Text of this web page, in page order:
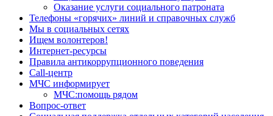
Оказание услуги социального патроната
Телефоны «горячих» линий и справочных служб
Мы в социальных сетях
Ищем волонтеров!
Интернет-ресурсы
Правила антикоррупционного поведения
Call-центр
МЧС информирует
МЧС:помощь рядом
Вопрос-ответ